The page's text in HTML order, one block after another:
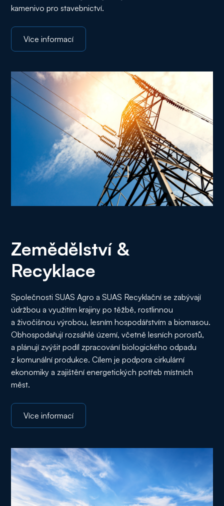
kamenivo pro stavebnictví.
Více informací
Zemědělství &
Recyklace
Společnosti SUAS Agro a SUAS Recyklační se zabývají
údržbou a využitím krajiny po těžbě, rostlinnou
a živočišnou výrobou, lesním hospodářstvím a biomasou.
Obhospodařují rozsáhlé území, včetně lesních porostů,
a plánují zvýšit podíl zpracování biologického odpadu
z komunální produkce. Cílem je podpora cirkulární
ekonomiky a zajištění energetických potřeb místních
měst.
Více informací